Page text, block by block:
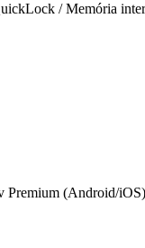
/ Memória
Premium (Android/